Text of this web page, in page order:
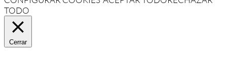
TODO
Cerrar